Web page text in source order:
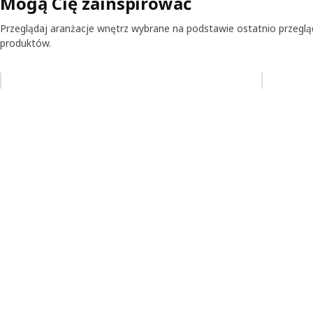
Przeglądaj aranżacje wnętrz wybrane na podstawie ostatnio
produktów.